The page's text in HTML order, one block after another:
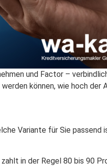
und Factor –
können, wie hoch der
Variante für Sie
in der Regel 80 bis 90